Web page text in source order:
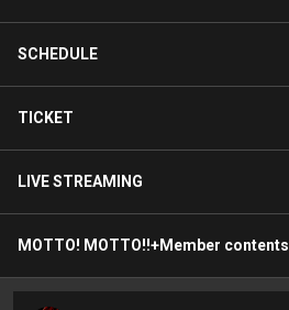
SCHEDULE
TICKET
LIVE STREAMING
MOTTO! MOTTO!!+Member contents